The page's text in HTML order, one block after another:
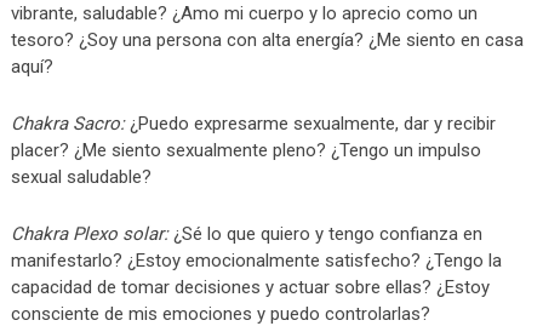
vibrante, saludable? ¿Amo mi cuerpo y lo aprecio como un
tesoro? ¿Soy una persona con alta energía? ¿Me siento en casa
aquí?
Chakra Sacro:¿Puedo expresarme sexualmente, dar y recibir
placer? ¿Me siento sexualmente pleno? ¿Tengo un impulso
sexual saludable?
Chakra Plexo solar:¿Sé lo que quiero y tengo confianza en
manifestarlo? ¿Estoy emocionalmente satisfecho? ¿Tengo la
capacidad de tomar decisiones y actuar sobre ellas? ¿Estoy
consciente de mis emociones y puedo controlarlas?